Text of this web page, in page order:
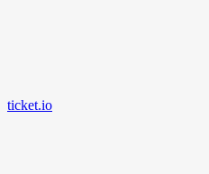
ticket.io